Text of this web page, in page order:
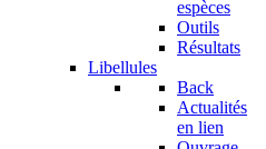
espèces
Outils
Résultats
Libellules
Back
Actualités
en lien